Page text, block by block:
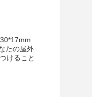
たの屋外
けること